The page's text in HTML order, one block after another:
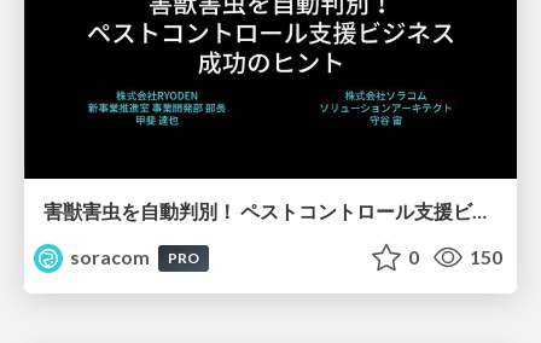
害獣害虫を自動判別！ ペストコントロール支援ビジネス成功のヒント【SORACOM Discovery 2026】
soracom
PRO 0 150